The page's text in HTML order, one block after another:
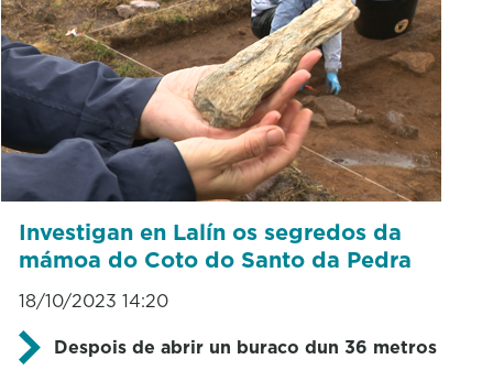
Investigan en Lalín os segredos da
mámoa do Coto do Santo da Pedra
18/10/2023 14:20
Despois de abrir un buraco dun 36 metros